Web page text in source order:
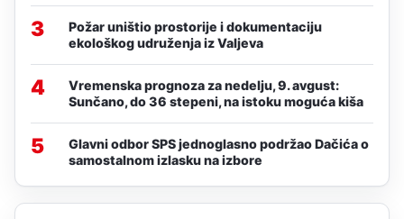
3
Požar uništio prostorije i dokumentaciju
ekološkog udruženja iz Valjeva
4
Vremenska prognoza za nedelju, 9. avgust:
Sunčano, do 36 stepeni, na istoku moguća kiša
5
Glavni odbor SPS jednoglasno podržao Dačića o
samostalnom izlasku na izbore